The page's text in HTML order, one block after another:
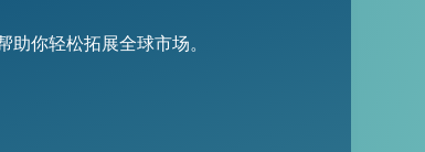
你轻松拓展全球市场。